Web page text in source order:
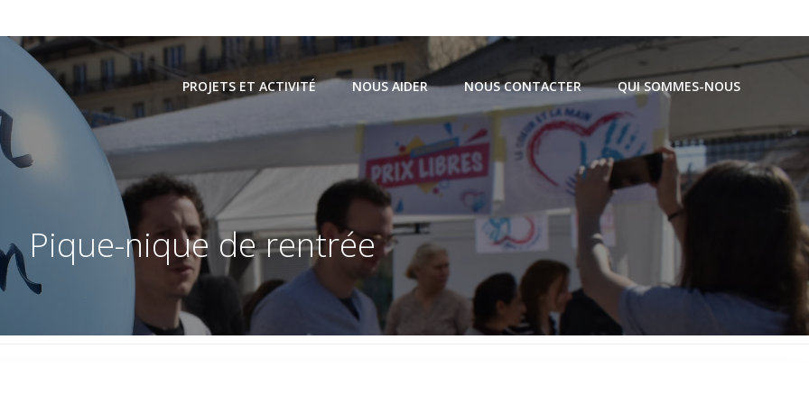
PROJETS ET ACTIVITÉ NOUS AIDER NOUS CONTACTER QUI SOMMES-NOUS
Pique-nique de rentrée